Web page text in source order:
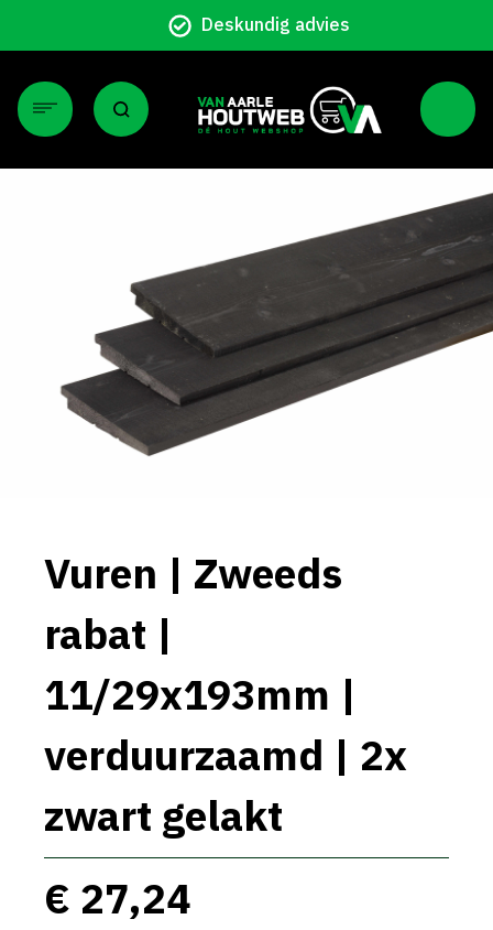
Particulier en zakelijk
Vuren | Zweeds
rabat |
11/29x193mm |
verduurzaamd | 2x
zwart gelakt
€ 27,24